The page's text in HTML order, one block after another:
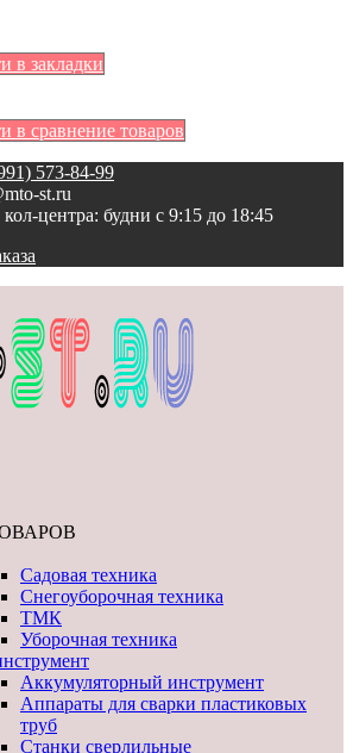
в закладки
в сравнение товаров
573-84-99
st.ru
центра: будни с 9:15 до 18:45
Садовая техника
Снегоуборочная техника
ТМК
Уборочная техника
Аккумуляторный инструмент
Аппараты для сварки пластиковых
труб
Станки сверлильные